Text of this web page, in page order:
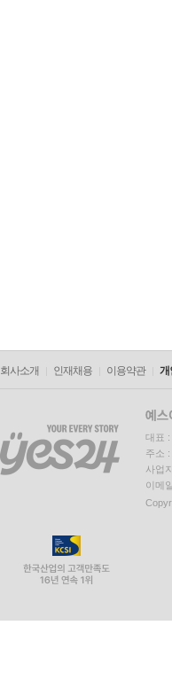
회사소개 인재채용 이용약관 개
대표
주소
사업
이메